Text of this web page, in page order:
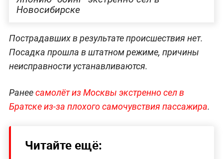
Новосибирске
Пострадавших в результате происшествия нет.
Посадка прошла в штатном режиме, причины
неисправности устанавливаются.
Ранеесамолёт из Москвы экстренно сел в
Братске из-за плохого самочувствия пассажира.
Читайте ещё: